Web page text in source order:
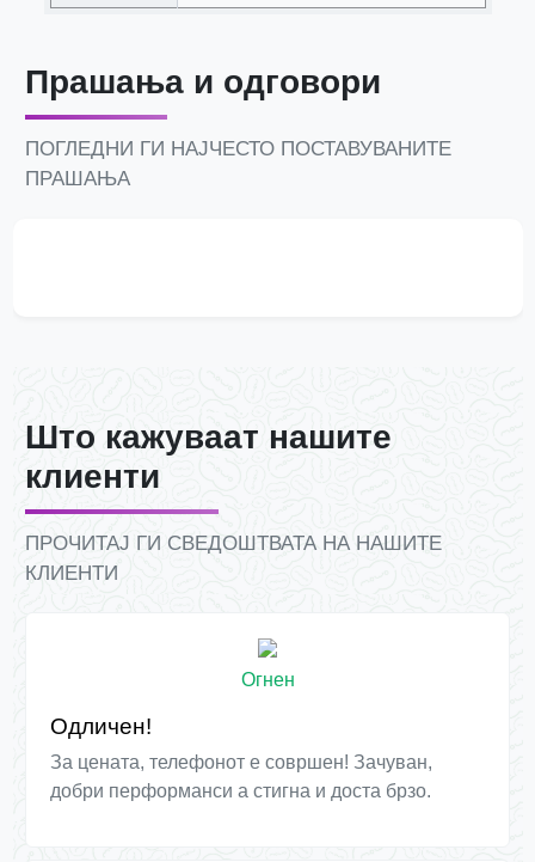
Прашања и одговори
ПОГЛЕДНИ ГИ НАЈЧЕСТО ПОСТАВУВАНИТЕ
ПРАШАЊА
Што кажуваат нашите
клиенти
ПРОЧИТАЈ ГИ СВЕДОШТВАТА НА НАШИТЕ
КЛИЕНТИ
Огнен
Одличен!
За цената, телефонот е совршен! Зачуван,
добри перформанси а стигна и доста брзо.